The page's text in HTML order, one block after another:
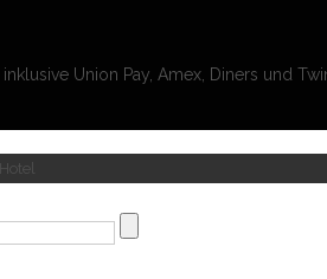
Union Pay, Amex, Diners und